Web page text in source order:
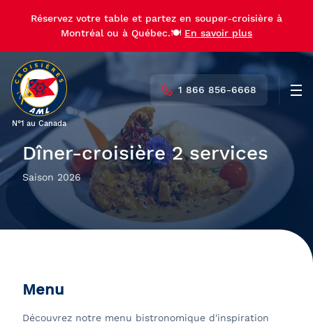
Réservez votre table et partez en souper-croisière à
Montréal ou à Québec.🍽️ En savoir plus
N°1 au Canada
1 866 856-6668
Dîner-croisière 2 services
Saison 2026
Menu
Découvrez notre menu bistronomique d'inspiration